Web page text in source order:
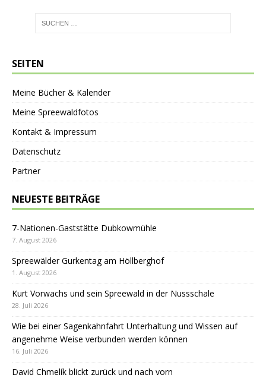
SEITEN
Meine Bücher & Kalender
Meine Spreewaldfotos
Kontakt & Impressum
Datenschutz
Partner
NEUESTE BEITRÄGE
7-Nationen-Gaststätte Dubkowmühle
7. August 2026
Spreewälder Gurkentag am Höllberghof
1. August 2026
Kurt Vorwachs und sein Spreewald in der Nussschale
28. Juli 2026
Wie bei einer Sagenkahnfahrt Unterhaltung und Wissen auf
angenehme Weise verbunden werden können
16. Juli 2026
David Chmelík blickt zurück und nach vorn